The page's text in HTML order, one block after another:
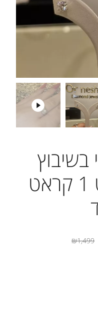
בשיבוץ
אבני מוסונייט 1 קראט
₪1,499